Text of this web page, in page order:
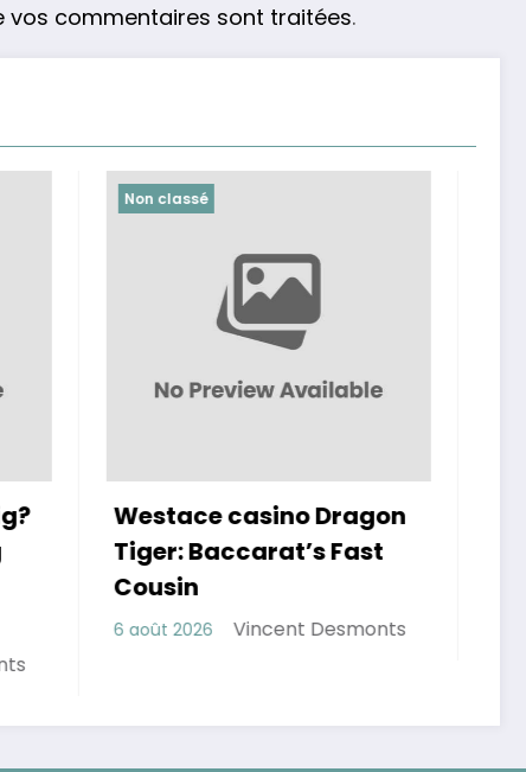
vos commentaires sont traitées.
Dragon
Fast
Desmonts
Spinboss Comp Points:
How to Earn and Redeem